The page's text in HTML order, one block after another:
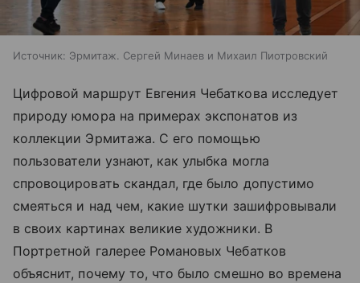
Источник: Эрмитаж. Сергей Минаев и Михаил Пиотровский
Цифровой маршрут Евгения Чебаткова исследует
природу юмора на примерах экспонатов из
коллекции Эрмитажа. С его помощью
пользователи узнают, как улыбка могла
спровоцировать скандал, где было допустимо
смеяться и над чем, какие шутки зашифровывали
в своих картинах великие художники. В
Портретной галерее Романовых Чебатков
объяснит, почему то, что было смешно во времена